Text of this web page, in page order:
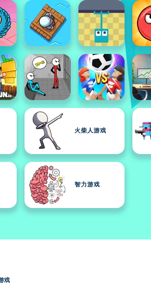
火柴人游戏
智力游戏
戏